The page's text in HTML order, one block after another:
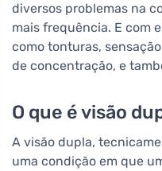
diversos problemas na
mais frequência. E com
como tonturas,
de concentração, e
O que é visão
A visão dupla,
uma condição em que